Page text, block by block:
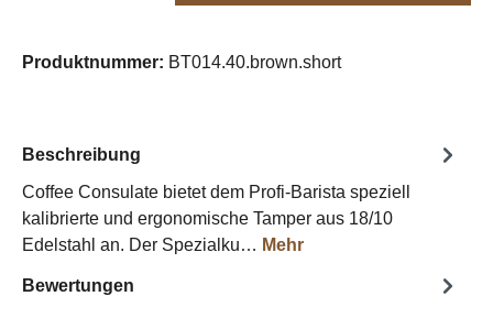
Produktnummer: BT014.40.brown.short
Beschreibung
Coffee Consulate bietet dem Profi-Barista speziell
kalibrierte und ergonomische Tamper aus 18/10
Edelstahl an. Der Spezialku… Mehr
Bewertungen